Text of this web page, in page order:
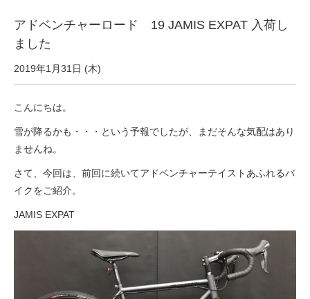
オリジナル自転車
PB全車種カタログ
Norwayシリーズ
イベント
アドベンチャーロード 19 JAMIS EXPAT 入荷し
ました
2019年1月31日 (木)
こんにちは。
雪が降るかも・・・という予報でしたが、まだそんな気配はあり
ませんね。
さて、今回は、前回に続いてアドベンチャーテイストあふれるバ
イクをご紹介。
JAMIS EXPAT